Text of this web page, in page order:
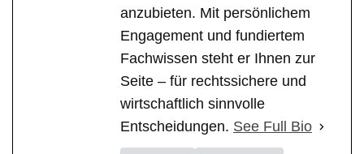
anzubieten. Mit persönlichem
Engagement und fundiertem
Fachwissen steht er Ihnen zur
Seite – für rechtssichere und
wirtschaftlich sinnvolle
Entscheidungen. See Full Bio